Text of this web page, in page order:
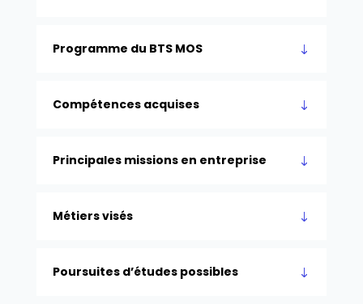
Programme du BTS MOS
Compétences acquises
Principales missions en entreprise
Métiers visés
Poursuites d’études possibles